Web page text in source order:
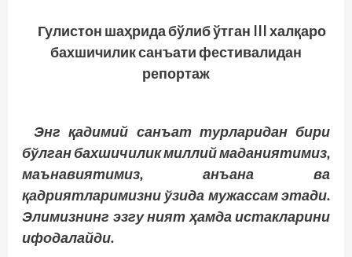
Гулистон шаҳрида бўлиб ўтган III халқаро
бахшичилик санъати фестивалидан
репортаж
Энг қадимий санъат турларидан бири
бўлган бахшичилик миллий маданиятимиз,
маънавиятимиз, анъана ва
қадриятларимизни ўзида мужассам этади.
Элимизнинг эзгу ният ҳамда истакларини
ифодалайди.